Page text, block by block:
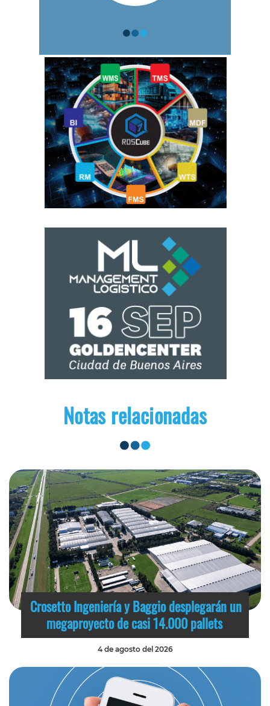
Notas relacionadas
Crosetto Ingeniería y Baggio desplegarán un
megaproyecto de casi 14.000 pallets
4 de agosto del 2026